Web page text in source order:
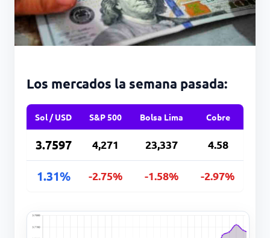
Los mercados la semana pasada:
Sol / USD S&P 500 Bolsa Lima Cobre
3.7597 4,271 23,337 4.58
1.31% -2.75% -1.58% -2.97%